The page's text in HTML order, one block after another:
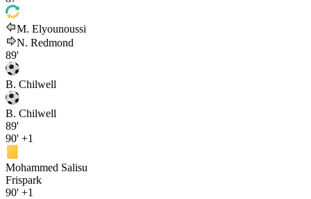
M. Elyounoussi
N. Redmond
89'
B. Chilwell
B. Chilwell
89'
90' +1
Mohammed Salisu
Frispark
90' +1